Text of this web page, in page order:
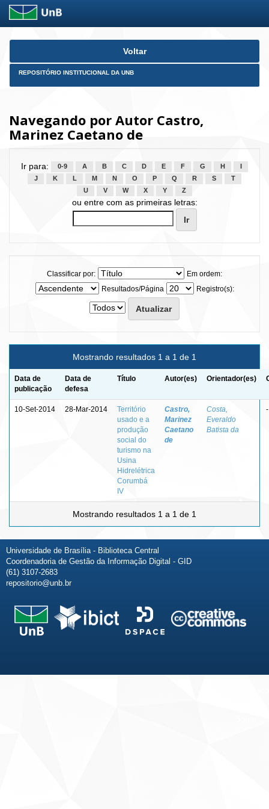
Skip
Voltar
REPOSITÓRIO INSTITUCIONAL DA UNB
Navegando por Autor Castro,
Marinez Caetano de
Ir para: 0-9 A B C D E F G H
J
K L M N O P Q R S
T
U
V W X Y Z
ou entre com as primeiras letras:
Classificar por:
Em ordem:
Resultados/Página
Registro(s):
Mostrando resultados 1 a 1 de 1
Data de
publicação
Data de
defesa
Título Autor(es) Orientador(es)
10-Set-2014 28-Mar-2014
Território
usado e a
produção
social do
turismo na
Usina
Hidrelétrica
Corumbá
IV
Castro,
Marinez
Caetano
de
Costa,
Everaldo
Batista da
-
Mostrando resultados 1 a 1 de 1
Universidade de Brasília - Biblioteca Central
Coordenadoria de Gestão da Informação Digital - GID
(61) 3107-2683
repositorio@unb.br